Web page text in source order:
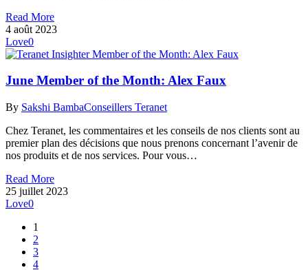
Read More
4 août 2023
Love0
June Member of the Month: Alex Faux
By Sakshi BambaConseillers Teranet
Chez Teranet, les commentaires et les conseils de nos clients sont au
premier plan des décisions que nous prenons concernant l’avenir de
nos produits et de nos services. Pour vous…
Read More
25 juillet 2023
Love0
1
2
3
4